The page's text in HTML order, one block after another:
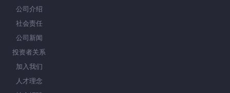
公司介绍
社会责任
公司新闻
投资者关系
加入我们
人才理念